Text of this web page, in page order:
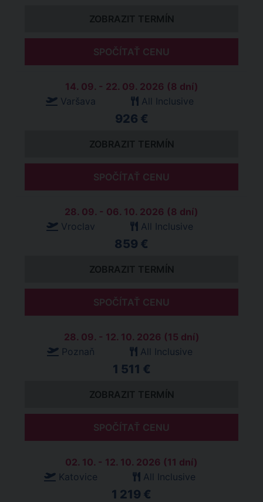
ZOBRAZIT TERMÍN
SPOČÍTAŤ CENU
14. 09. - 22. 09. 2026 (8 dní)
Varšava
All Inclusive
926 €
ZOBRAZIT TERMÍN
SPOČÍTAŤ CENU
28. 09. - 06. 10. 2026 (8 dní)
Vroclav
All Inclusive
859 €
ZOBRAZIT TERMÍN
SPOČÍTAŤ CENU
28. 09. - 12. 10. 2026 (15 dní)
Poznaň
All Inclusive
1 511 €
ZOBRAZIT TERMÍN
SPOČÍTAŤ CENU
02. 10. - 12. 10. 2026 (11 dní)
Katovice
All Inclusive
1 219 €